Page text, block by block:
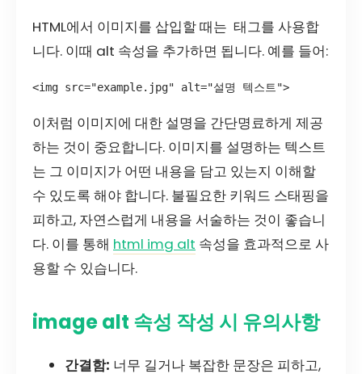
HTML에서 이미지를 삽입할 때는 태그를 사용합
니다. 이때 alt 속성을 추가하면 됩니다. 예를 들어:
<img src="example.jpg" alt="설명 텍스트">
이처럼 이미지에 대한 설명을 간단명료하게 제공
하는 것이 중요합니다. 이미지를 설명하는 텍스트
는 그 이미지가 어떤 내용을 담고 있는지 이해할
수 있도록 해야 합니다. 불필요한 키워드 스태핑을
피하고, 자연스럽게 내용을 서술하는 것이 좋습니
다. 이를 통해 html img alt 속성을 효과적으로 사
용할 수 있습니다.
image alt 속성 작성 시 유의사항
간결함: 너무 길거나 복잡한 문장은 피하고,